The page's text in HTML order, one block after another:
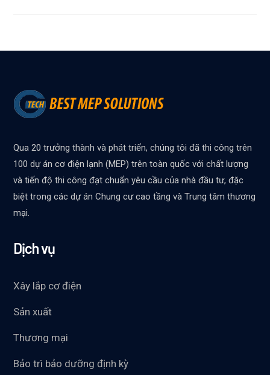
Qua 20 trưởng thành và phát triển, chúng tôi đã thi công trên
100 dự án cơ điện lạnh (MEP) trên toàn quốc với chất lượng
và tiến độ thi công đạt chuẩn yêu cầu của nhà đầu tư, đặc
biệt trong các dự án Chung cư cao tầng và Trung tâm thương
mại.
Dịch vụ
Xây lắp cơ điện
Sản xuất
Thương mại
Bảo trì bảo dưỡng định kỳ